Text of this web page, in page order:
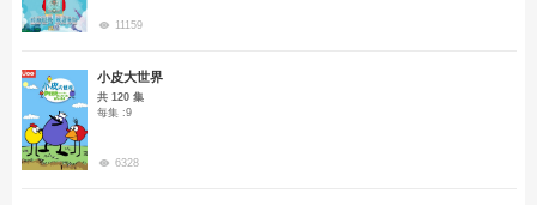
11159
小皮大世界
共 120 集
每集 :9
6328